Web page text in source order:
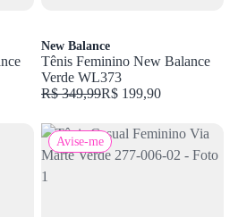
New Balance
Tênis Feminino New Balance
Verde WL373
R$ 349,99R$ 199,90
Avise-me